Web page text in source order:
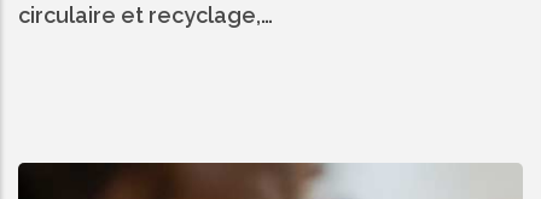
circulaire et recyclage,…